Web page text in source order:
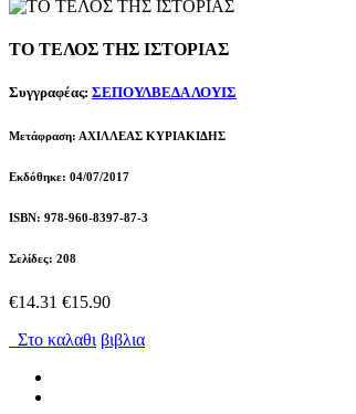
ΤΟ ΤΕΛΟΣ ΤΗΣ ΙΣΤΟΡΙΑΣ
Συγγραφέας: ΣΕΠΟΥΛΒΕΔΑ ΛΟΥΙΣ
Μετάφραση: ΑΧΙΛΛΕΑΣ ΚΥΡΙΑΚΙΔΗΣ
Εκδόθηκε: 04/07/2017
ISBN: 978-960-8397-87-3
Σελίδες: 208
€14.31 €15.90
Στο καλαθι βιβλια